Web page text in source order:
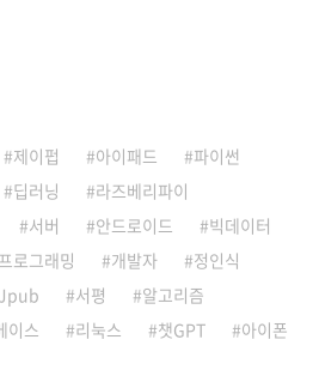
제이펍 아이패드
파이썬
딥러닝
라즈베리파이
서버 안드로이드
빅데이터
프로그래밍 개발자
정인식
Jpub 서평
알고리즘
이스 리눅스 챗GPT
아이폰